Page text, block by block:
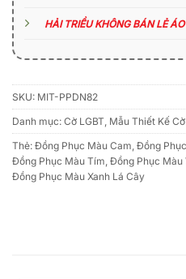
HẢI TRIỀU KHÔNG BÁN LẺ
SKU: MIT-PPDN82
Danh mục: Cờ LGBT Mẫu Thiết Kế Cờ
Thẻ: Đồng Phục Màu Cam Đồng
Đồng Phục Màu Tím Đồng Phục Màu
Đồng Phục Màu Xanh Lá Cây